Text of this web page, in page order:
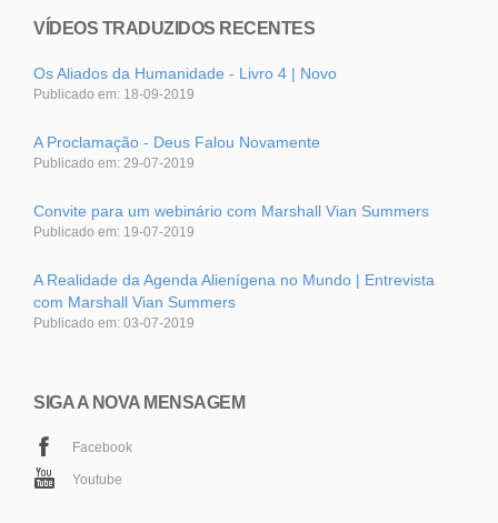
VÍDEOS TRADUZIDOS RECENTES
Os Aliados da Humanidade - Livro 4 | Novo
Publicado em: 18-09-2019
A Proclamação - Deus Falou Novamente
Publicado em: 29-07-2019
Convite para um webinário com Marshall Vian Summers
Publicado em: 19-07-2019
A Realidade da Agenda Alienígena no Mundo | Entrevista
com Marshall Vian Summers
Publicado em: 03-07-2019
SIGA A NOVA MENSAGEM
Facebook
Youtube